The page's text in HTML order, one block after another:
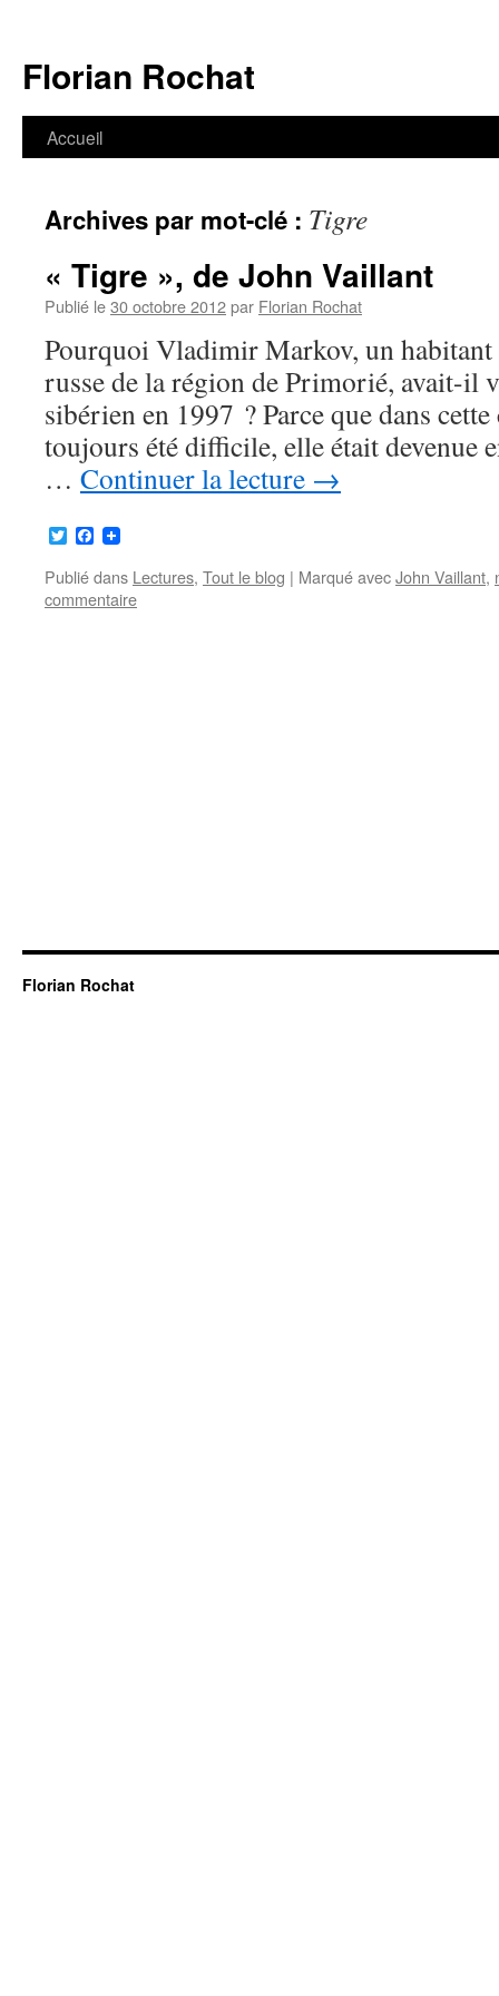
contenu
Florian Rochat
Accueil
Archives par mot-clé : Tigre
« Tigre », de John Vaillant
Publié le30 octobre 2012par Florian Rochat
Pourquoi Vladimir Markov, un habitant
russe de la région de Primorié, avait-il
sibérien en 1997 ? Parce que dans
toujours été difficile, elle était devenue
… Continuer la lecture →
TwitterFacebook
Publié dans Lectures, Tout le blog | Marqué avecJohn Vaillant,
commentaire
Florian Rochat